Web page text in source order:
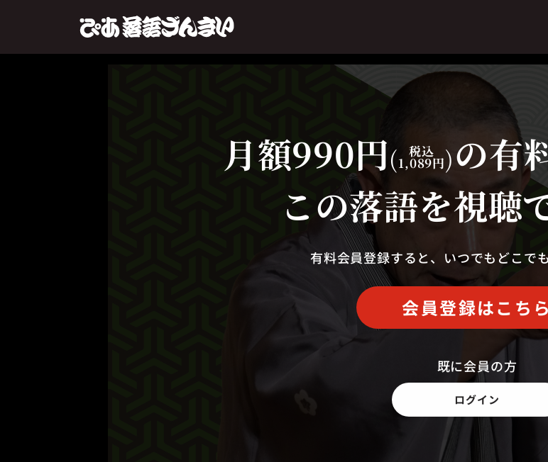
芸人からさがす
演目 からさがす
上演時間からさがす
月額990円( 税込
1,089円)の有
この落語を視聴
有料会員登録すると、いつでもどこで
会員登録はこちら
既に会員の方
ログイン